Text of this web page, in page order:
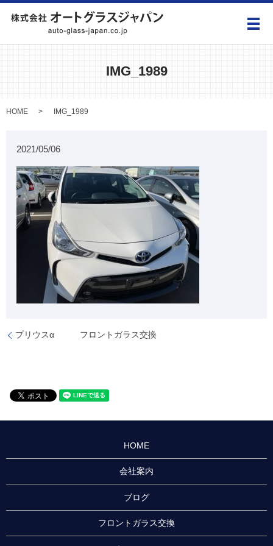
メ
IMG_1989
HOME IMG_1989
2021/05/06
プリウスα フロントガラス交換
HOME
会社案内
ブログ
フロントガラス交換